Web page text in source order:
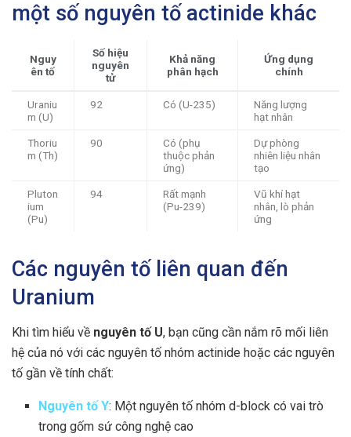
một số nguyên tố actinide khác
Nguy
ên tố
Số hiệu
nguyên
tử
Khả năng
phân hạch
Ứng dụng
chính
Uraniu
m (U)
92 Có (U-235)
Năng lượng
hạt nhân
Thoriu
m (Th)
90
Có (phụ
thuộc phản
ứng)
Dự phòng
nhiên liệu nhân
tạo
Pluton
ium
(Pu)
94
Rất mạnh
(Pu-239)
Vũ khí hạt
nhân, lò phản
ứng
Các nguyên tố liên quan đến
Uranium
Khi tìm hiểu về nguyên tố U, bạn cũng cần nắm rõ mối liên
hệ của nó với các nguyên tố nhóm actinide hoặc các nguyên
tố gần về tính chất:
Nguyên tố Y: Một nguyên tố nhóm d-block có vai trò
trong gốm sứ công nghệ cao